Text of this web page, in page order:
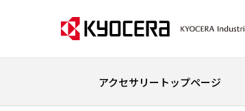
アクセサリートップページ